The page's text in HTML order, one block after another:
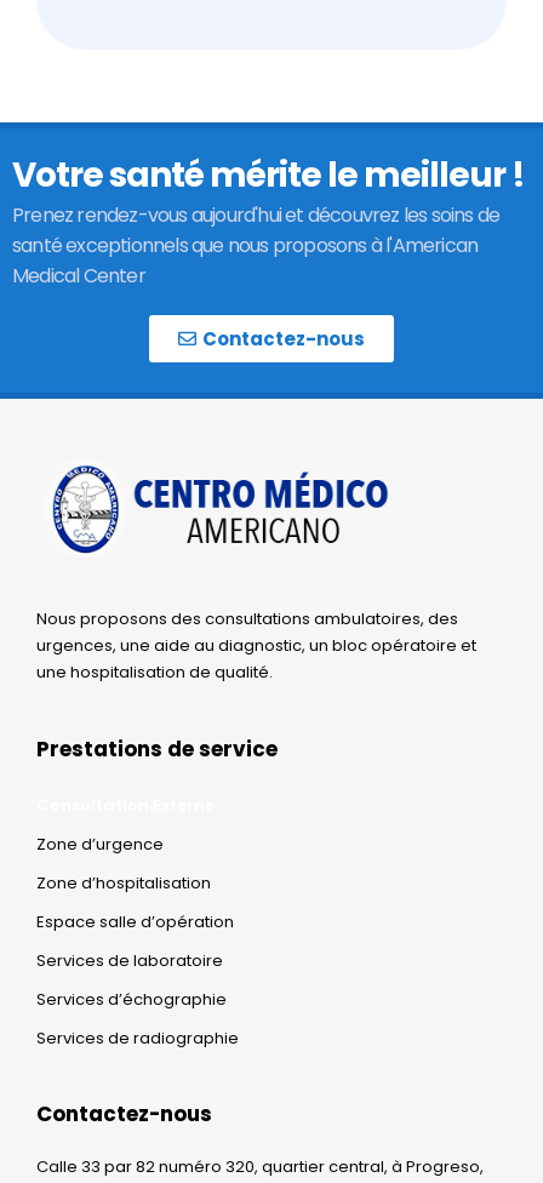
Votre santé mérite le meilleur !
Prenez rendez-vous aujourd'hui et découvrez les soins de
santé exceptionnels que nous proposons à l'American
Medical Center
Contactez-nous
Nous proposons des consultations ambulatoires, des
urgences, une aide au diagnostic, un bloc opératoire et
une hospitalisation de qualité.
Prestations de service
Zone d’urgence
Zone d’hospitalisation
Espace salle d’opération
Services de laboratoire
Services d’échographie
Services de radiographie
Contactez-nous
Calle 33 par 82 numéro 320, quartier central, à Progreso,